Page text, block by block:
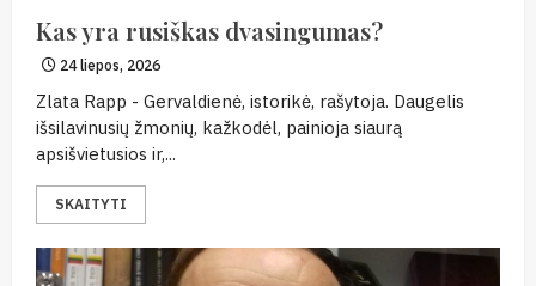
Kas yra rusiškas dvasingumas?
24 liepos, 2026
Zlata Rapp - Gervaldienė, istorikė, rašytoja. Daugelis
išsilavinusių žmonių, kažkodėl, painioja siaurą
apsišvietusios ir,...
SKAITYTI